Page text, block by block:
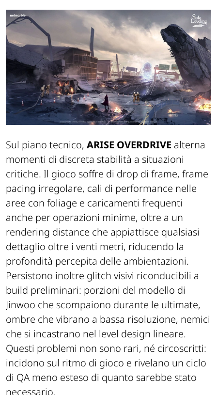
Sul piano tecnico, ARISE OVERDRIVE alterna
momenti di discreta stabilità a situazioni
critiche. Il gioco soffre di drop di frame, frame
pacing irregolare, cali di performance nelle
aree con foliage e caricamenti frequenti
anche per operazioni minime, oltre a un
rendering distance che appiattisce qualsiasi
dettaglio oltre i venti metri, riducendo la
profondità percepita delle ambientazioni.
Persistono inoltre glitch visivi riconducibili a
build preliminari: porzioni del modello di
Jinwoo che scompaiono durante le ultimate,
ombre che vibrano a bassa risoluzione, nemici
che si incastrano nel level design lineare.
Questi problemi non sono rari, né circoscritti:
incidono sul ritmo di gioco e rivelano un ciclo
di QA meno esteso di quanto sarebbe stato
necessario.